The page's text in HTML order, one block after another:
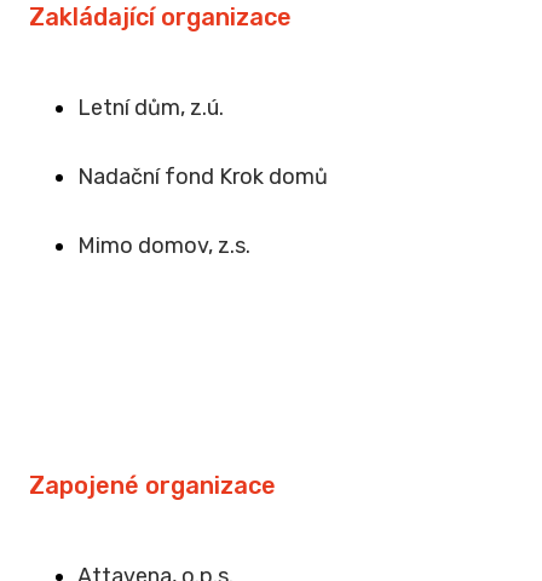
Zakládající organizace
Letní dům, z.ú.
Nadační fond Krok domů
Mimo domov, z.s.
Zapojené organizace